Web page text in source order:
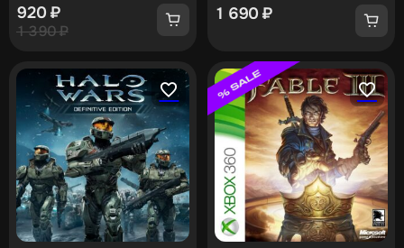
1 390₽
920₽ [One, X|S]
1 690₽